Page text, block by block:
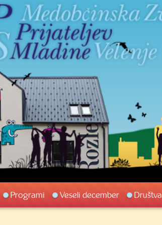
Programi Veseli december Društva